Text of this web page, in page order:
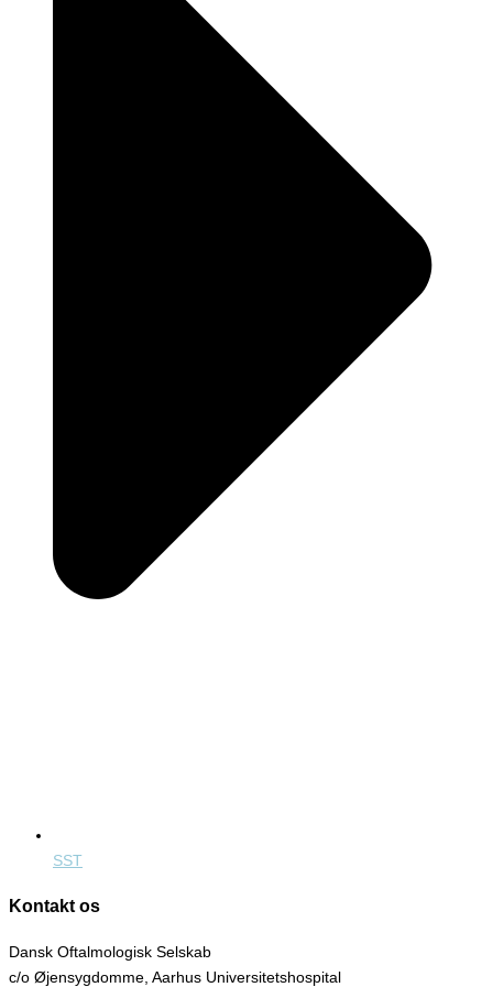
SST
Kontakt os
Dansk Oftalmologisk Selskab
c/o Øjensygdomme, Aarhus Universitetshospital